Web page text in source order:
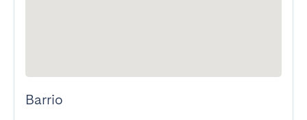
Barrio